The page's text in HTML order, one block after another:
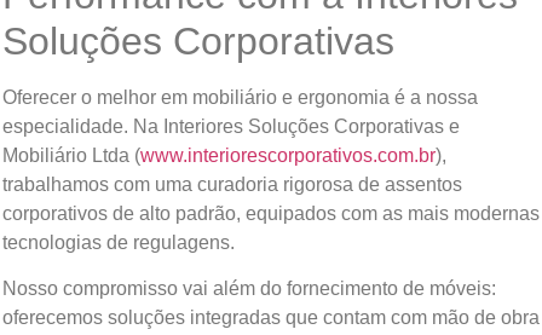
Soluções Corporativas
Oferecer o melhor em mobiliário e ergonomia é a nossa
especialidade. Na Interiores Soluções Corporativas e
Mobiliário Ltda (www.interiorescorporativos.com.br),
trabalhamos com uma curadoria rigorosa de assentos
corporativos de alto padrão, equipados com as mais modernas
tecnologias de regulagens.
Nosso compromisso vai além do fornecimento de móveis:
oferecemos soluções integradas que contam com mão de obra